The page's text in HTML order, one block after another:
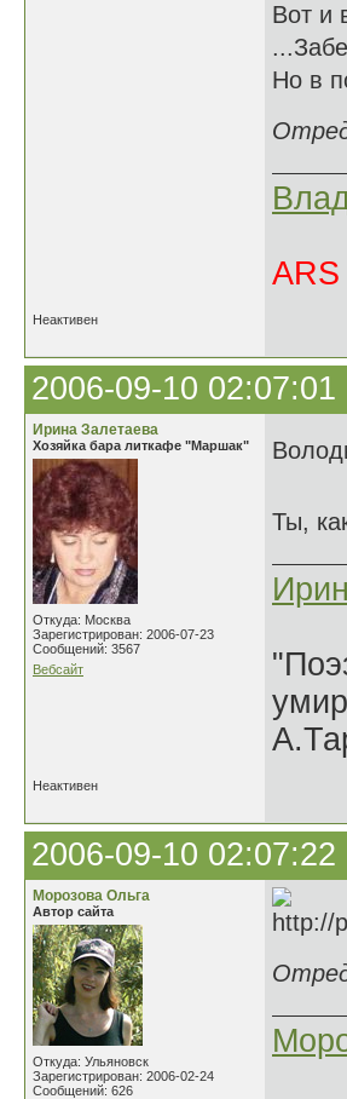
Вот и
Но в
Неактивен
2006-09-10 02:07:01
Ирина Залетаева
Хозяйка бара литкафе "Маршак"
Откуда: Москва
Зарегистрирован: 2006-07-23
Сообщений: 3567
Вебсайт
Ты,
Неактивен
2006-09-10 02:07:22
Морозова Ольга
Автор сайта
Откуда: Ульяновск
Зарегистрирован: 2006-02-24
Сообщений: 626